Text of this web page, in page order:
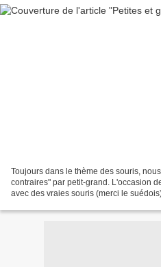
Toujours dans le thème des souris,
contraires" par petit-grand. L'occasion
avec des vraies souris (merci le